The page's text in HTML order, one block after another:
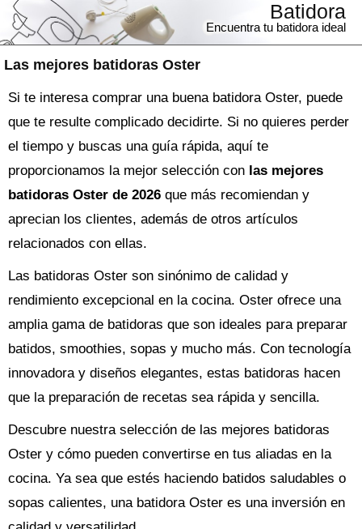
Las mejores batidoras Oster
Batidora
Encuentra tu batidora ideal
Si te interesa comprar una buena batidora Oster, puede
que te resulte complicado decidirte. Si no quieres perder
el tiempo y buscas una guía rápida, aquí te
proporcionamos la mejor selección con las mejores
batidoras Oster de 2026 que más recomiendan y
aprecian los clientes, además de otros artículos
relacionados con ellas.
Las batidoras Oster son sinónimo de calidad y
rendimiento excepcional en la cocina. Oster ofrece una
amplia gama de batidoras que son ideales para preparar
batidos, smoothies, sopas y mucho más. Con tecnología
innovadora y diseños elegantes, estas batidoras hacen
que la preparación de recetas sea rápida y sencilla.
Descubre nuestra selección de las mejores batidoras
Oster y cómo pueden convertirse en tus aliadas en la
cocina. Ya sea que estés haciendo batidos saludables o
sopas calientes, una batidora Oster es una inversión en